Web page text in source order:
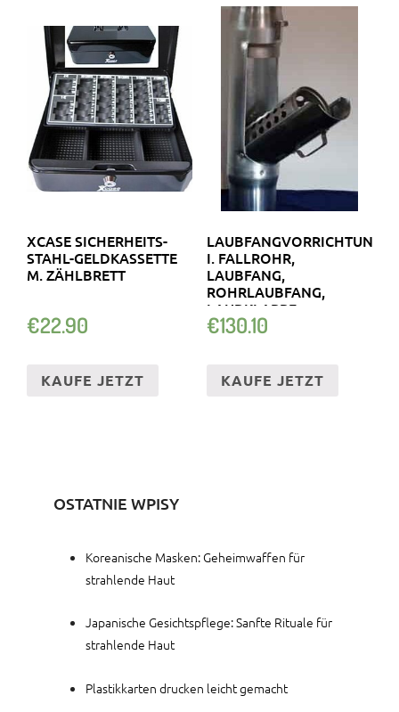
XCASE SICHERHEITS-
STAHL-GELDKASSETTE
M. ZÄHLBRETT
€22.90
KAUFE JETZT
LAUBFANGVORRICHTUNG
I. FALLROHR,
LAUBFANG,
ROHRLAUBFANG,
LAUBKLAPPE
€130.10
KAUFE JETZT
OSTATNIE WPISY
Koreanische Masken: Geheimwaffen für
strahlende Haut
Japanische Gesichtspflege: Sanfte Rituale für
strahlende Haut
Plastikkarten drucken leicht gemacht